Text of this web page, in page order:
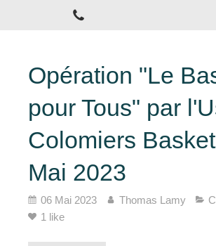
Opération "Le
pour Tous" par
Colomiers
Mai 2023
06 Mai 2023 Thomas Lamy
1 like